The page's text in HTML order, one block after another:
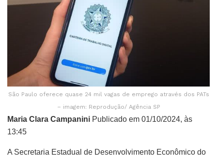
São Paulo oferece quase 24 mil vagas de emprego através dos PATs
– imagem: Reprodução/ Agência SP
Maria Clara Campanini Publicado em 01/10/2024, às
13:45
A Secretaria Estadual de Desenvolvimento Econômico do